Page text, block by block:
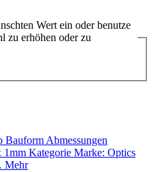
Wert ein oder benutze
zu erhöhen oder zu
Bauform Abmessungen
Kategorie Marke: Optics
Mehr